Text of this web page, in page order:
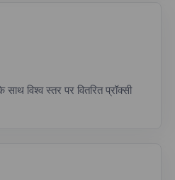
विश्व स्तर पर वितरित प्रॉक्सी